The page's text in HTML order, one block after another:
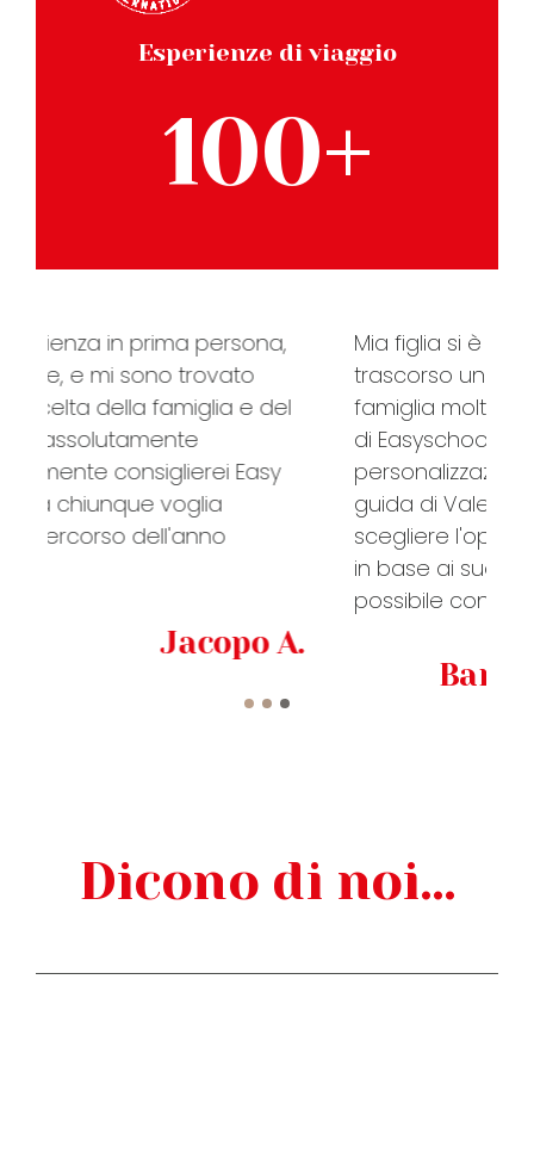
Esperienze di viaggio
100+
Mia figlia si è diplomata a Vancouver. Ha
trascorso un anno indimenticabile in una
famiglia molto accogliente. Il punto forte
di Easyschoolcanada è la
personalizzazione dell'esperienza. Con la
guida di Valerie abbiamo potuto
scegliere l'opzione migliore per la ragazza,
in base ai suoi desideri, cosa non
possibile con le grandi associazioni.
Barbara B. - Vancouver
Dicono di noi…